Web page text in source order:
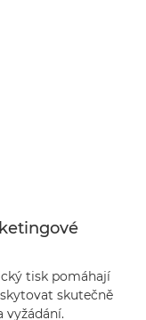
tisk pomáhají
skutečně
vyžádání.